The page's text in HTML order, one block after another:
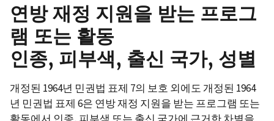
연방 재정 지원을 받는 프로그
램 또는 활동
인종, 피부색, 출신 국가, 성별
개정된 1964년 민권법 표제 7의 보호 외에도 개정된 1964
년 민권법 표제 6은 연방 재정 지원을 받는 프로그램 또는